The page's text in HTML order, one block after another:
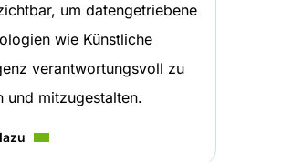
um datengetriebene
wie Künstliche
verantwortungsvoll zu
und mitzugestalten.